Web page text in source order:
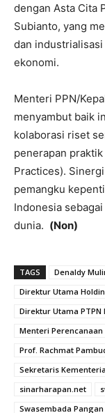
dengan Asta Cita
Subianto, yang
dan
ekonomi.
Menteri PPN/
menyambut baik
kolaborasi riset
penerapan
Practices).
pemangku
Indonesia
dunia. (Non)
TAGS
Denaldy
Direktur Utama
Direktur Utama PTPN
Menteri
Prof. Rachmat
Sekretaris
sinarharapan.net
Swasembada Pangan